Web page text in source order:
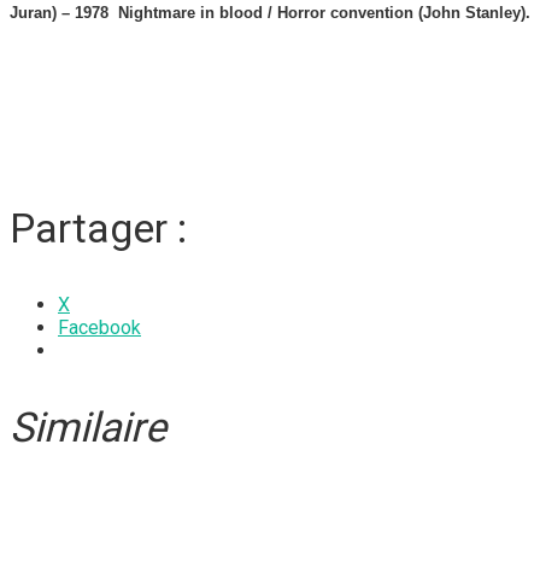
Juran) – 1978 Nightmare in blood / Horror convention (John Stanley).
Partager :
X
Facebook
Similaire